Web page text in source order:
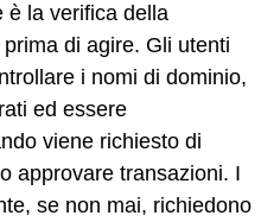
è la verifica della
di agire. Gli utenti
i nomi di dominio,
ed essere
viene richiesto di
approvare transazioni. I
se non mai, richiedono